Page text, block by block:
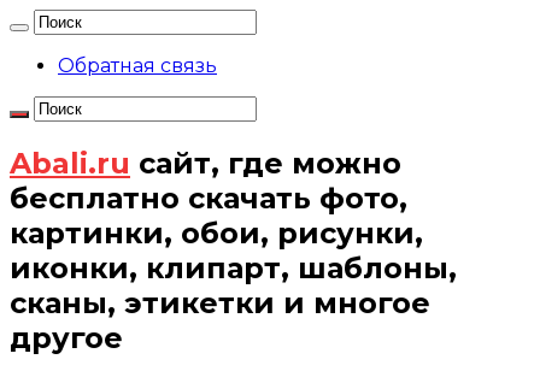
Обратная связь
Abali.ru сайт, где можно
бесплатно скачать фото,
картинки, обои, рисунки,
иконки, клипарт, шаблоны,
сканы, этикетки и многое
другое